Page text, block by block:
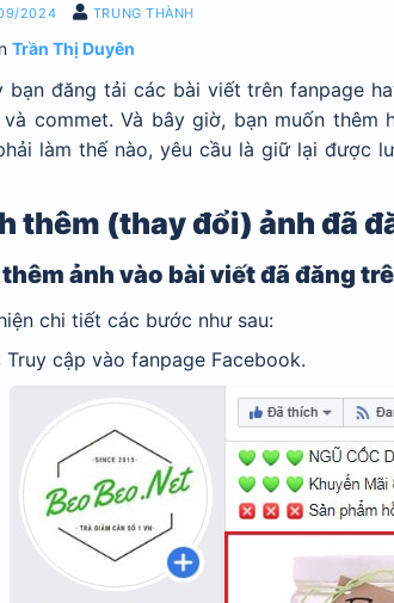
2024 TRUNG THÀNH
Trần Thị Duyên
bạn đăng tải các bài viết trên fanpage
và commet. Và bây giờ, bạn muốn
làm thế nào, yêu cầu là giữ lại được
thêm (thay đổi) ảnh đã
thêm ảnh vào bài viết đã đăng
chi tiết các bước như sau:
Truy cập vào fanpage Facebook.